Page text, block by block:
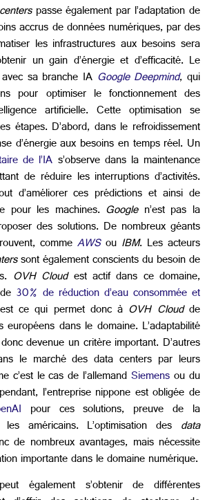
passe également par l’adaptation de
accrus de données numériques, par des
les infrastructures aux besoins sera
un gain d’énergie et d’efficacité. Le
sa branche IA Google Deepmind, qui
pour optimiser le fonctionnement des
artificielle. Cette optimisation se
étapes. D’abord, dans le refroidissement
d’énergie aux besoins en temps réel. Un
de l’IA s’observe dans la maintenance
de réduire les interruptions d’activités.
d’améliorer ces prédictions et ainsi de
pour les machines. Googlen’est pas la
des solutions. De nombreux géants
comme AWSou IBM. Les acteurs
sont également conscients du besoin de
OVH Cloudest actif dans ce domaine,
30% de réduction d’eau consommée et
ce qui permet donc à OVH Cloudde
dans le domaine. L’adaptabilité
devenue un critère important. D’autres
le marché des data centers par leurs
c’est le cas de l’allemandSiemensou du
l’entreprise nippone est obligée de
pour ces solutions, preuve de la
américains. L’optimisation des data
nombreux avantages, mais nécessite
importante dans le domaine numérique.
également s’obtenir de différentes